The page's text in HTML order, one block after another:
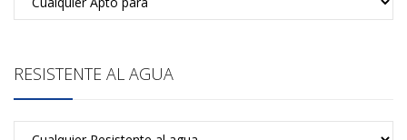
RESISTENTE AL AGUA